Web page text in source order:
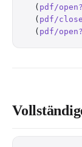
  (
pdf/open?
  (
pdf/close
  (
pdf/open?